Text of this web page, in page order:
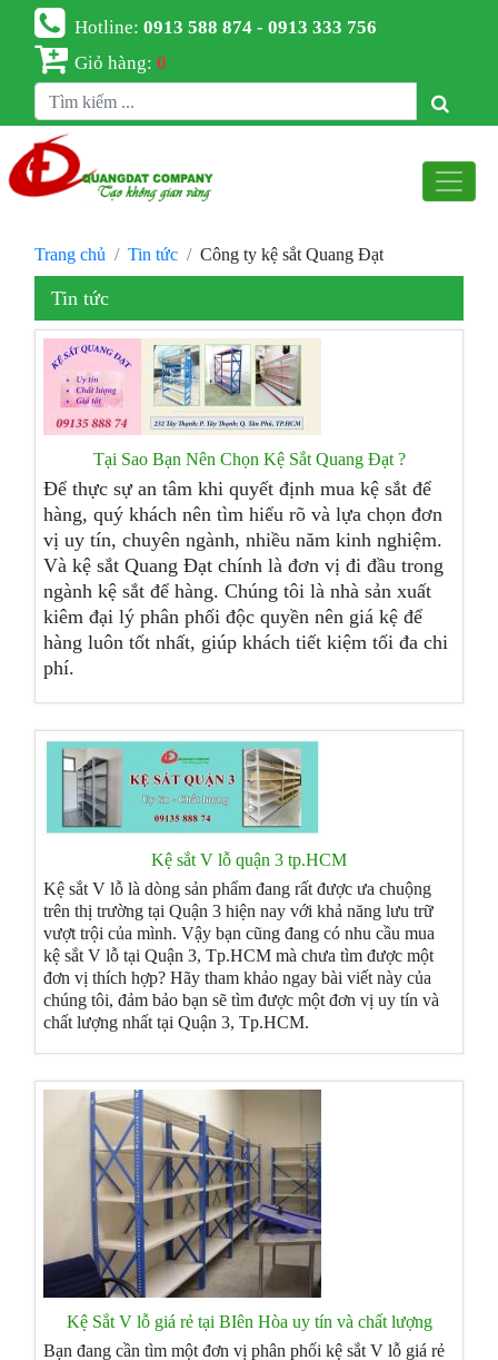
Hotline:0913 588 874 - 0913 333 756
Giỏ hàng:0
Trang chủ Tin tức Công ty kệ sắt Quang Đạt
Tin tức
Tại Sao Bạn Nên Chọn Kệ Sắt Quang Đạt ?
Để thực sự an tâm khi quyết định mua kệ sắt để
hàng, quý khách nên tìm hiểu rõ và lựa chọn đơn
vị uy tín, chuyên ngành, nhiều năm kinh nghiệm.
Và kệ sắt Quang Đạt chính là đơn vị đi đầu trong
ngành kệ sắt để hàng. Chúng tôi là nhà sản xuất
kiêm đại lý phân phối độc quyền nên giá kệ để
hàng luôn tốt nhất, giúp khách tiết kiệm tối đa chi
phí.
Kệ sắt V lỗ quận 3 tp.HCM
Kệ sắt V lỗ là dòng sản phẩm đang rất được ưa chuộng
trên thị trường tại Quận 3 hiện nay với khả năng lưu trữ
vượt trội của mình. Vậy bạn cũng đang có nhu cầu mua
kệ sắt V lỗ tại Quận 3, Tp.HCM mà chưa tìm được một
đơn vị thích hợp? Hãy tham khảo ngay bài viết này của
chúng tôi, đảm bảo bạn sẽ tìm được một đơn vị uy tín và
chất lượng nhất tại Quận 3, Tp.HCM.
Kệ Sắt V lỗ giá rẻ tại BIên Hòa uy tín và chất lượng
Bạn đang cần tìm một đơn vị phân phối kệ sắt V lỗ giá rẻ